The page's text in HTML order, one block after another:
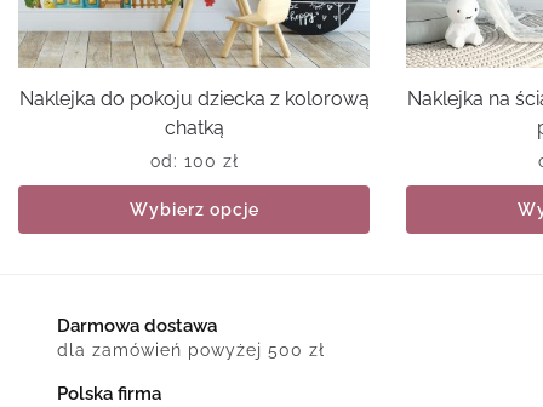
Naklejka do pokoju dziecka z kolorową
chatką
od: 100 zł
Wybierz opcje
Naklejka na
Darmowa dostawa
dla zamówień powyżej 500 zł
Polska firma